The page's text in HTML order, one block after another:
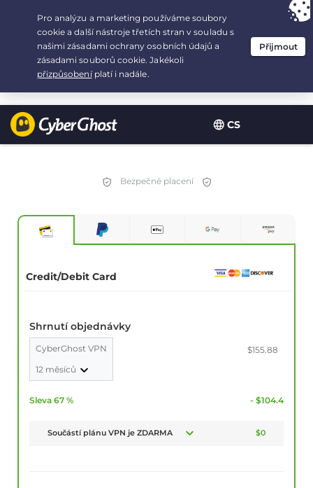
CS
Your choice:The Best Dealfor 3.3333333333333-years at $
/month
Bezpečné placení
Credit/Debit Card
Shrnutí objednávky
CyberGhost VPN
12 měsíců
$155.88
Sleva 67 % - $104.4
Součástí plánu VPN je ZDARMA $0